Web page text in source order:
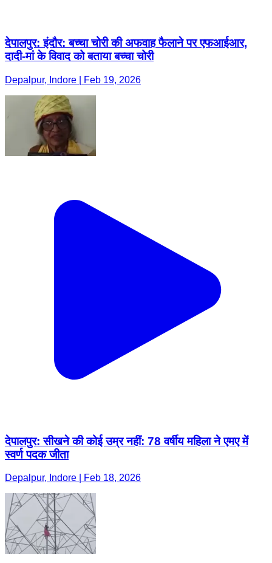
देपालपुर: इंदौर: बच्चा चोरी की अफवाह फैलाने पर एफआईआर,
दादी-मां के विवाद को बताया बच्चा चोरी
Depalpur, Indore | Feb 19, 2026
देपालपुर: सीखने की कोई उम्र नहीं: 78 वर्षीय महिला ने एमए में
स्वर्ण पदक जीता
Depalpur, Indore | Feb 18, 2026